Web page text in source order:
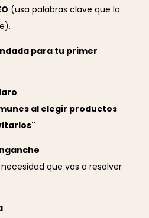
(usa palabras clave que la
para tu primer
al elegir productos
que vas a resolver